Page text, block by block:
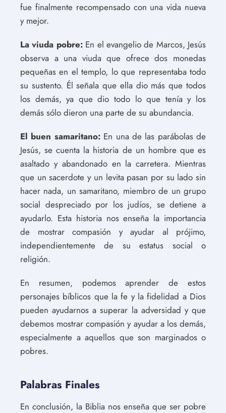
fue finalmente recompensado con una vida nueva
y mejor.
La viuda pobre:En el evangelio de Marcos, Jesús
observa a una viuda que ofrece dos monedas
pequeñas en el templo, lo que representaba todo
su sustento. Él señala que ella dio más que todos
los demás, ya que dio todo lo que tenía y los
demás sólo dieron una parte de su abundancia.
El buen samaritano:En una de las parábolas de
Jesús, se cuenta la historia de un hombre que es
asaltado y abandonado en la carretera. Mientras
que un sacerdote y un levita pasan por su lado sin
hacer nada, un samaritano, miembro de un grupo
social despreciado por los judíos, se detiene a
ayudarlo. Esta historia nos enseña la importancia
de mostrar compasión y ayudar al prójimo,
independientemente de su estatus social o
religión.
En resumen, podemos aprender de estos
personajes bíblicos que la fe y la fidelidad a Dios
pueden ayudarnos a superar la adversidad y que
debemos mostrar compasión y ayudar a los demás,
especialmente a aquellos que son marginados o
pobres.
Palabras Finales
En conclusión, la Biblia nos enseña que ser pobre